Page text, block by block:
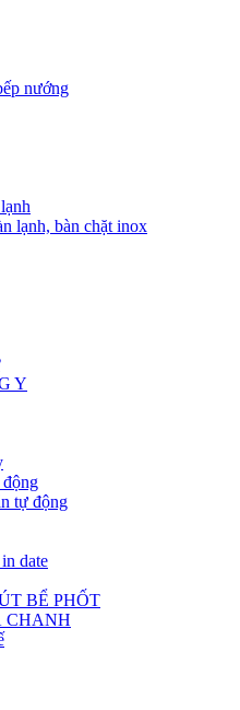
nướng
lạnh, bàn chặt inox
Y
tự động
date
BỂ PHỐT
CHANH